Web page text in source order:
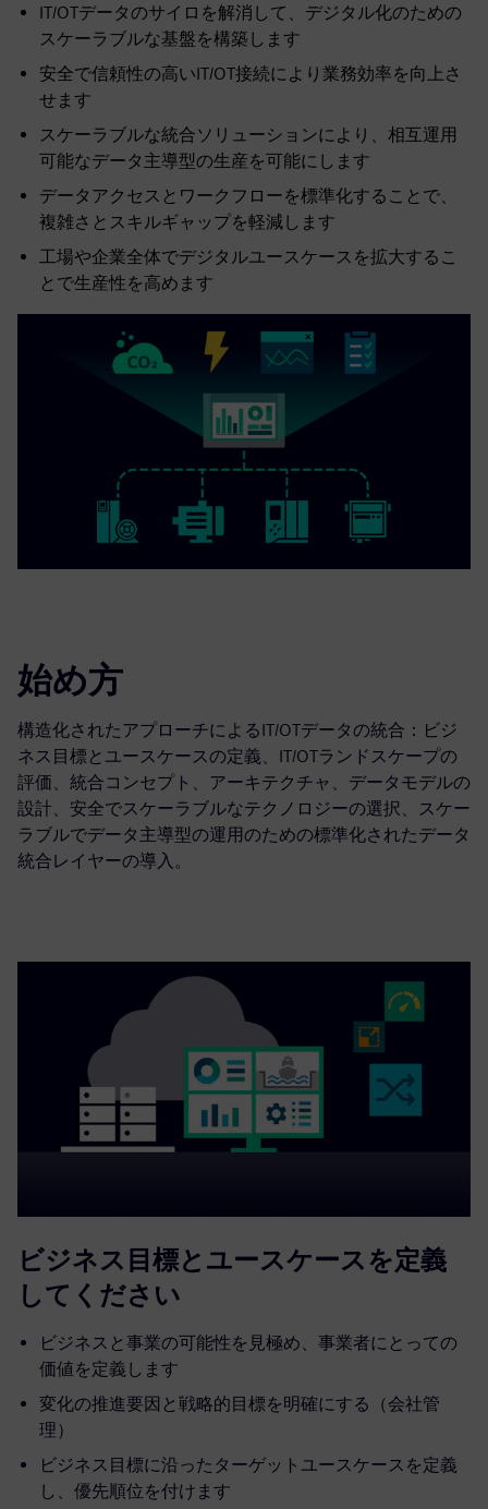
IT/OTデータのサイロを解消して、デジタル化のための
スケーラブルな基盤を構築します
安全で信頼性の高いIT/OT接続により業務効率を向上さ
せます
スケーラブルな統合ソリューションにより、相互運用
可能なデータ主導型の生産を可能にします
データアクセスとワークフローを標準化することで、
複雑さとスキルギャップを軽減します
工場や企業全体でデジタルユースケースを拡大するこ
とで生産性を高めます
始め方
構造化されたアプローチによるIT/OTデータの統合：ビジ
ネス目標とユースケースの定義、IT/OTランドスケープの
評価、統合コンセプト、アーキテクチャ、データモデルの
設計、安全でスケーラブルなテクノロジーの選択、スケー
ラブルでデータ主導型の運用のための標準化されたデータ
統合レイヤーの導入。
ビジネス目標とユースケースを定義
してください
ビジネスと事業の可能性を見極め、事業者にとっての
価値を定義します
変化の推進要因と戦略的目標を明確にする（会社管
理）
ビジネス目標に沿ったターゲットユースケースを定義
し、優先順位を付けます